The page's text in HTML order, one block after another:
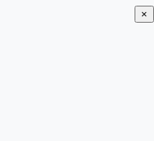
×